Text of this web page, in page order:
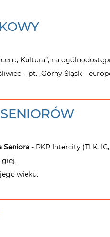
Kultura”, na
– pt. „Górny Śląsk –
Seniora - PKP Intercity (TLK,
giej.
wieku.